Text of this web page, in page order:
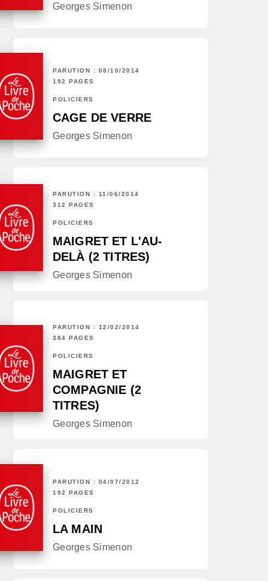
Georges Simenon
PARUTION : 08/10/2014
192 PAGES
POLICIERS
CAGE DE VERRE
Georges Simenon
PARUTION : 11/06/2014
312 PAGES
POLICIERS
MAIGRET ET L'AU-
DELÀ (2 TITRES)
Georges Simenon
PARUTION : 12/02/2014
384 PAGES
POLICIERS
MAIGRET ET
COMPAGNIE (2
TITRES)
Georges Simenon
PARUTION : 04/07/2012
192 PAGES
POLICIERS
LA MAIN
Georges Simenon